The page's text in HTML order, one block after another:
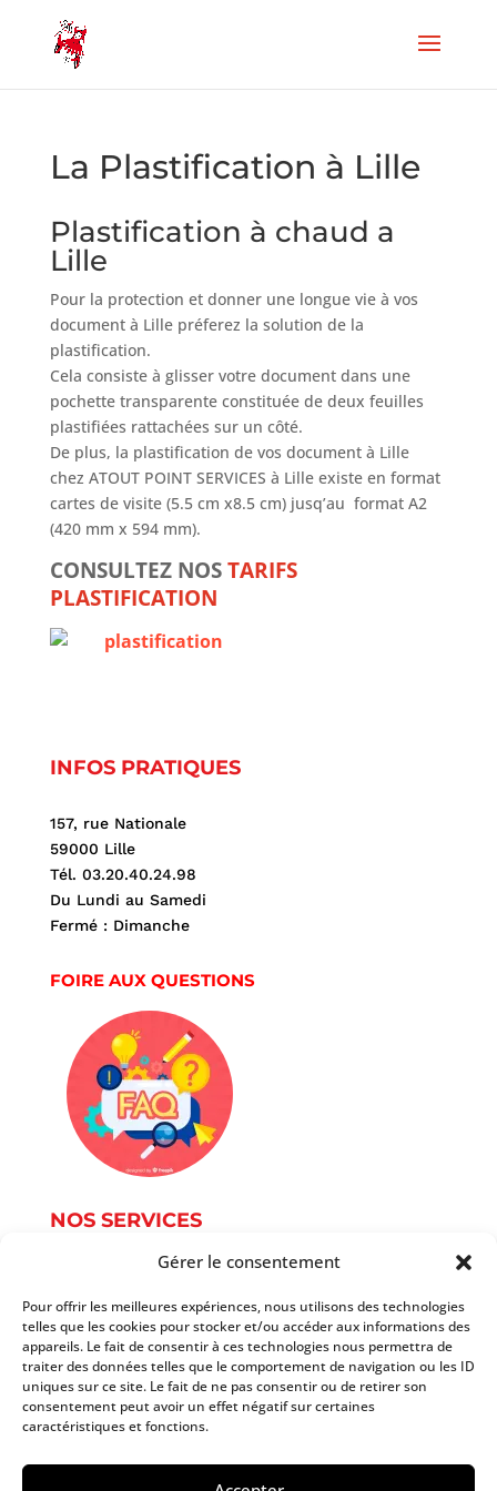
Gérer le consentement
Pour offrir les meilleures expériences, nous utilisons des technologies
telles que les cookies pour stocker et/ou accéder aux informations des
appareils. Le fait de consentir à ces technologies nous permettra de
traiter des données telles que le comportement de navigation ou les ID
uniques sur ce site. Le fait de ne pas consentir ou de retirer son
consentement peut avoir un effet négatif sur certaines
caractéristiques et fonctions.
La Plastification à Lille
Plastification à chaud a
Lille
Pour la protection et donner une longue vie à vos
document à Lille préferez la solution de la
plastification.
Cela consiste à glisser votre document dans une
pochette transparente constituée de deux feuilles
plastifiées rattachées sur un côté.
De plus, la plastification de vos document à Lille
chez ATOUT POINT SERVICES à Lille existe en format
cartes de visite (5.5 cm x8.5 cm) jusq’au format A2
(420 mm x 594 mm).
CONSULTEZ NOS TARIFS
PLASTIFICATION
INFOS PRATIQUES
157, rue Nationale
59000 Lille
Tél. 03.20.40.24.98
Du Lundi au Samedi
Fermé : Dimanche
FOIRE AUX QUESTIONS
NOS SERVICES
Services informatique
Services du document
Autres services
Tarifs
Copyright 2025 AtoutPoint Services